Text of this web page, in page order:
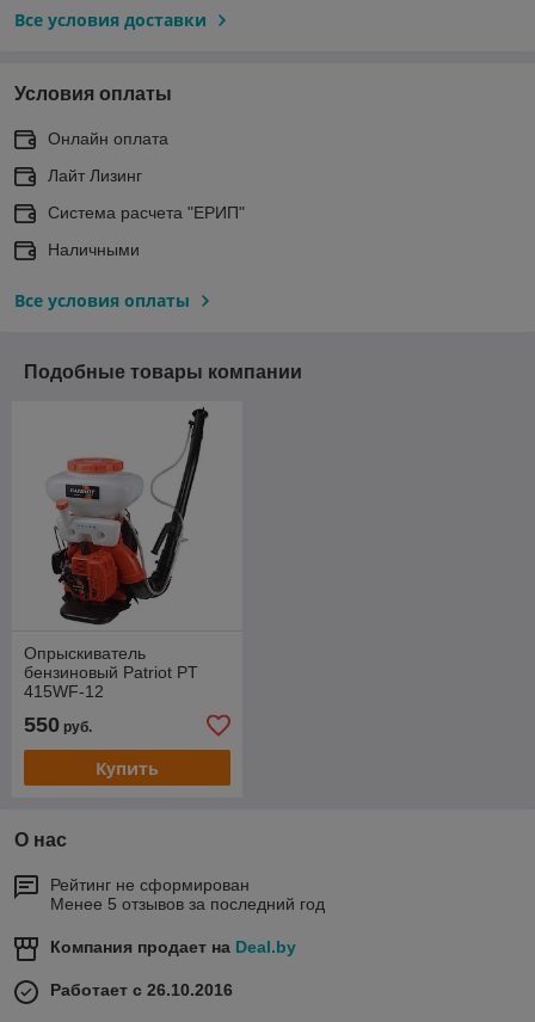
Все условия доставки
Условия оплаты
Онлайн оплата
Лайт Лизинг
Система расчета "ЕРИП"
Наличными
Все условия оплаты
Подобные товары компании
Опрыскиватель
бензиновый Patriot PT
415WF-12
550 руб.
Купить
О нас
Рейтинг не сформирован
Менее 5 отзывов за последний год
Компания продает на Deal.by
Работает с 26.10.2016